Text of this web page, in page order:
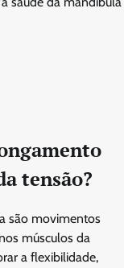
tensão?
são movimentos
músculos da
a flexibilidade,